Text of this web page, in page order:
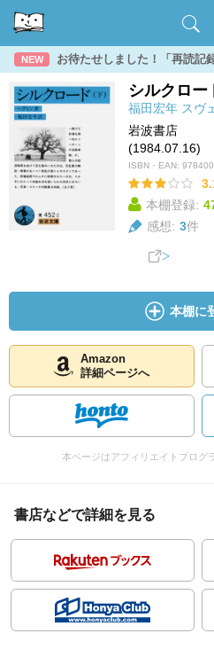
NEW お待たせしました！「再読記
シルクロー
福田宏年 スヴ
岩波書店
(1984.07.16)
ISBN・EAN:
本棚登録:
感想: 3件
本棚に
Amazon
詳細ページへ
本ページはアフィリエイトプログ
書店などで詳細を見る